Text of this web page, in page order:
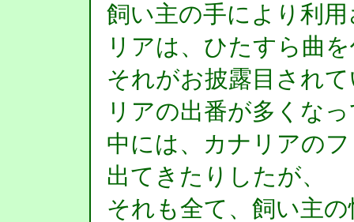
飼い主の手により利
リアは、ひたすら曲
それがお披露目され
リアの出番が多くな
中には、カナリアの
出てきたりしたが、
それも全て、飼い主